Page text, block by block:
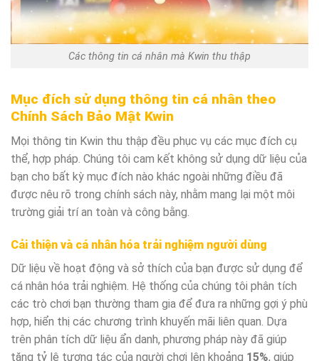
Các thông tin cá nhân mà Kwin thu thập
Mục đích sử dụng thông tin cá nhân theo
Chính Sách Bảo Mật Kwin
Mọi thông tin Kwin thu thập đều phục vụ các mục đích cụ
thể, hợp pháp. Chúng tôi cam kết không sử dụng dữ liệu của
bạn cho bất kỳ mục đích nào khác ngoài những điều đã
được nêu rõ trong chính sách này, nhằm mang lại một môi
trường giải trí an toàn và công bằng.
Cải thiện và cá nhân hóa trải nghiệm người dùng
Dữ liệu về hoạt động và sở thích của bạn được sử dụng để
cá nhân hóa trải nghiệm. Hệ thống của chúng tôi phân tích
các trò chơi bạn thường tham gia để đưa ra những gợi ý phù
hợp, hiển thị các chương trình khuyến mãi liên quan. Dựa
trên phân tích dữ liệu ẩn danh, phương pháp này đã giúp
tăng tỷ lệ tương tác của người chơi lên khoảng 15%, giúp